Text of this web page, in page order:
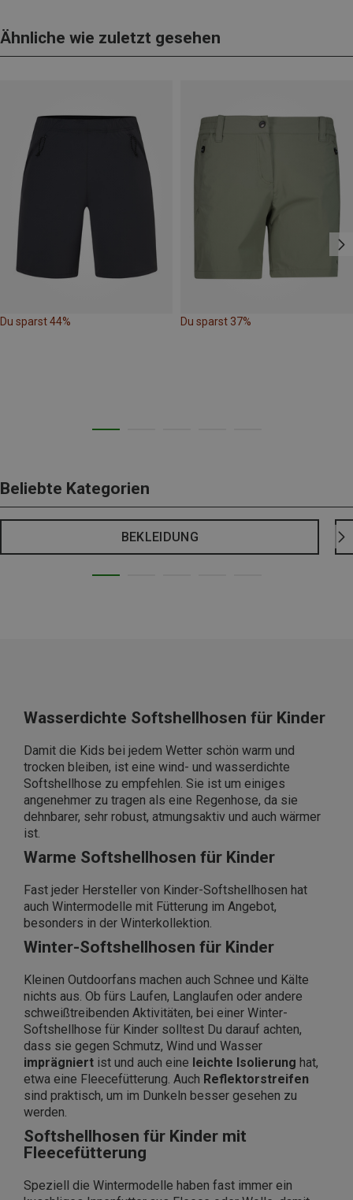
Ähnliche wie zuletzt gesehen
Du sparst 44% Du sparst 37%
Beliebte Kategorien
BEKLEIDUNG
Wasserdichte Softshellhosen für Kinder
Damit die Kids bei jedem Wetter schön warm und
trocken bleiben, ist eine wind- und wasserdichte
Softshellhose zu empfehlen. Sie ist um einiges
angenehmer zu tragen als eine Regenhose, da sie
dehnbarer, sehr robust, atmungsaktiv und auch wärmer
ist.
Warme Softshellhosen für Kinder
Fast jeder Hersteller von Kinder-Softshellhosen hat
auch Wintermodelle mit Fütterung im Angebot,
besonders in der Winterkollektion.
Winter-Softshellhosen für Kinder
Kleinen Outdoorfans machen auch Schnee und Kälte
nichts aus. Ob fürs Laufen, Langlaufen oder andere
schweißtreibenden Aktivitäten, bei einer Winter-
Softshellhose für Kinder solltest Du darauf achten,
dass sie gegen Schmutz, Wind und Wasser
imprägniert ist und auch eine leichte Isolierung hat,
etwa eine Fleecefütterung. Auch Reflektorstreifen
sind praktisch, um im Dunkeln besser gesehen zu
werden.
Softshellhosen für Kinder mit
Fleecefütterung
Speziell die Wintermodelle haben fast immer ein